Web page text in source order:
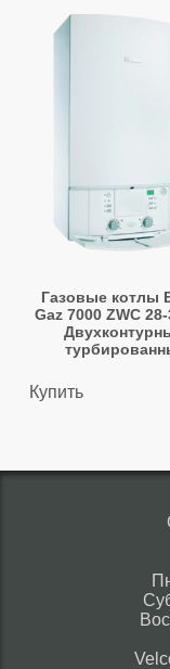
Газовые котлы
Gaz 7000 ZWC
Купить